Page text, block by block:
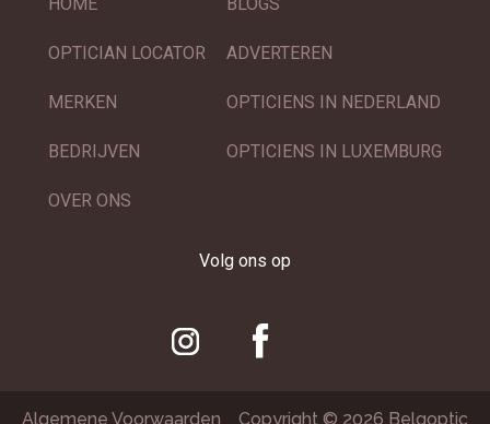
OPTICIAN LOCATOR
MERKEN
BEDRIJVEN
OVER ONS
ADVERTEREN
OPTICIENS IN NEDERLAND
OPTICIENS IN LUXEMBURG
Volg ons op
Algemene Voorwaarden Copyright © 2026 Belgoptic